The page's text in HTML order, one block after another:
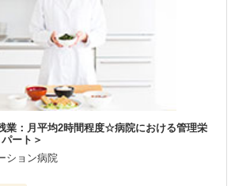
業：月平均2時間程度☆病院における管理栄
ート＞
ション病院